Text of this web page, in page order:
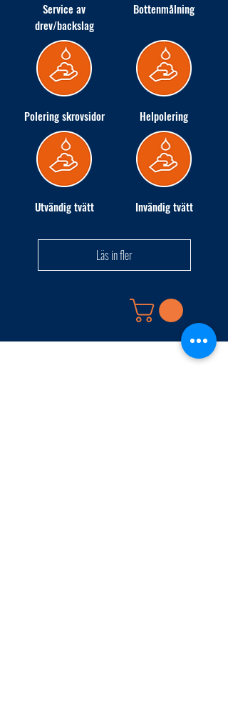
Service av
drev/backslag
Bottenmålning
Polering skrovsidor Helpolering
Utvändig tvätt Invändig tvätt
Läs in fler